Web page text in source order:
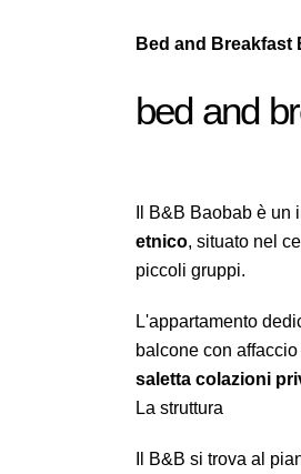
Bed and Breakfast
bed and
Il B&B Baobab è un
etnico, situato nel
piccoli gruppi.
L'appartamento
balcone con
saletta colazioni
La struttura
Il B&B si trova al